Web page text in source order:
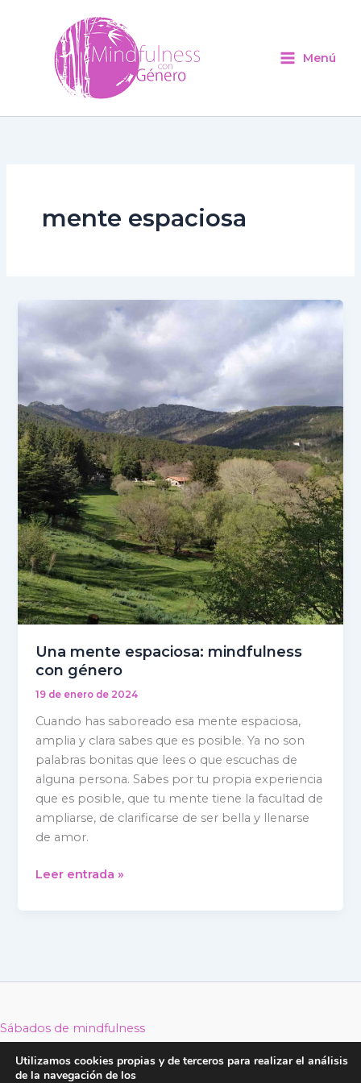
contenido
Menú
mente espaciosa
Una mente espaciosa: mindfulness
con género
19 de enero de 2024
Cuando has saboreado esa mente espaciosa,
amplia y clara sabes que es posible. Ya no son
palabras bonitas que lees o que escuchas de
alguna persona. Sabes por tu propia experiencia
que es posible, que tu mente tiene la facultad de
ampliarse, de clarificarse de ser bella y llenarse
de amor.
espaciosa:
mindfulness
con
género
Leer entrada »
Sábados de mindfulness
Reducción Estrés MBSR
Utilizamos cookies propias y de terceros para realizar el análisis
de la navegación de los